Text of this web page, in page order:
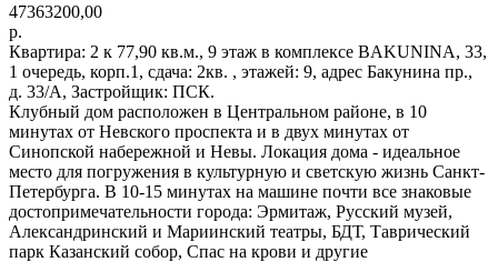
47363200,00
р.
Квартира: 2 к 77,90 кв.м., 9 этаж в комплексе BAKUNINA, 33,
1 очередь, корп.1, сдача: 2кв. , этажей: 9, адрес Бакунина пр.,
д. 33/А, Застройщик: ПСК.
Клубный дом расположен в Центральном районе, в 10
минутах от Невского проспекта и в двух минутах от
Синопской набережной и Невы. Локация дома - идеальное
место для погружения в культурную и светскую жизнь Санкт-
Петербурга. В 10-15 минутах на машине почти все знаковые
достопримечательности города: Эрмитаж, Русский музей,
Александринский и Мариинский театры, БДТ, Таврический
парк Казанский собор, Спас на крови и другие